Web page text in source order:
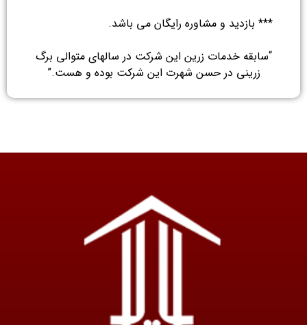
*** بازدید و مشاوره رایگان می باشد.
“سابقه خدمات زرین این شرکت در سالهای متوالی برگ
زرینی در حسن شهرت این شرکت بوده و هست.”